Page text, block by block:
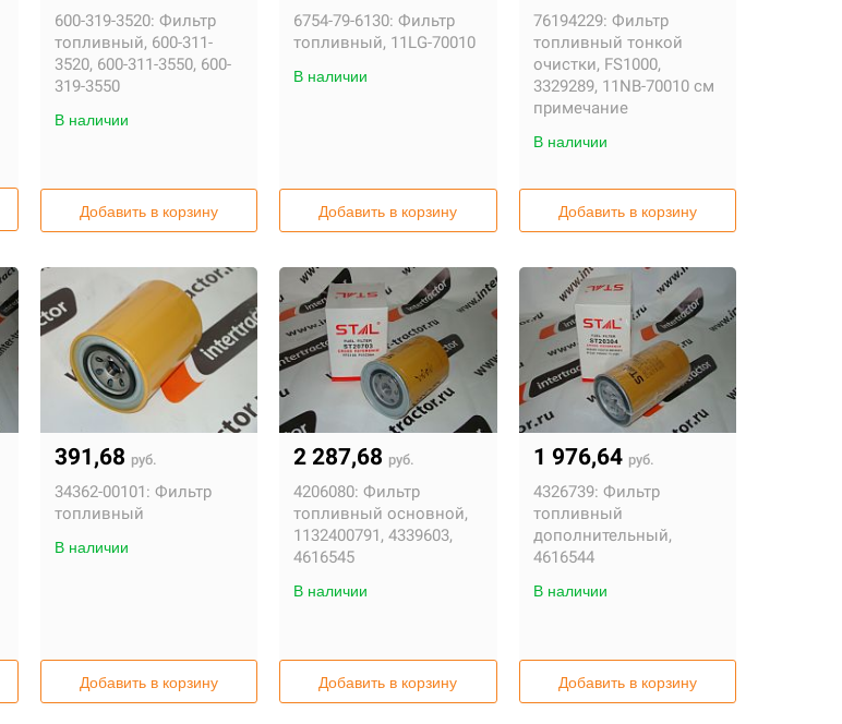
600-319-3520: Фильтр
топливный, 600-311-
3520, 600-311-3550, 600-
319-3550
В наличии
Добавить в корзину
6754-79-6130: Фильтр
топливный, 11LG-70010
В наличии
Добавить в корзину
76194229: Фильтр
топливный тонкой
очистки, FS1000,
3329289, 11NB-70010 см
примечание
В наличии
Добавить в корзину
391,68 руб.
34362-00101: Фильтр
топливный
В наличии
Добавить в корзину
2 287,68 руб.
4206080: Фильтр
топливный основной,
1132400791, 4339603,
4616545
В наличии
Добавить в корзину
1 976,64 руб.
4326739: Фильтр
топливный
дополнительный,
4616544
В наличии
Добавить в корзину